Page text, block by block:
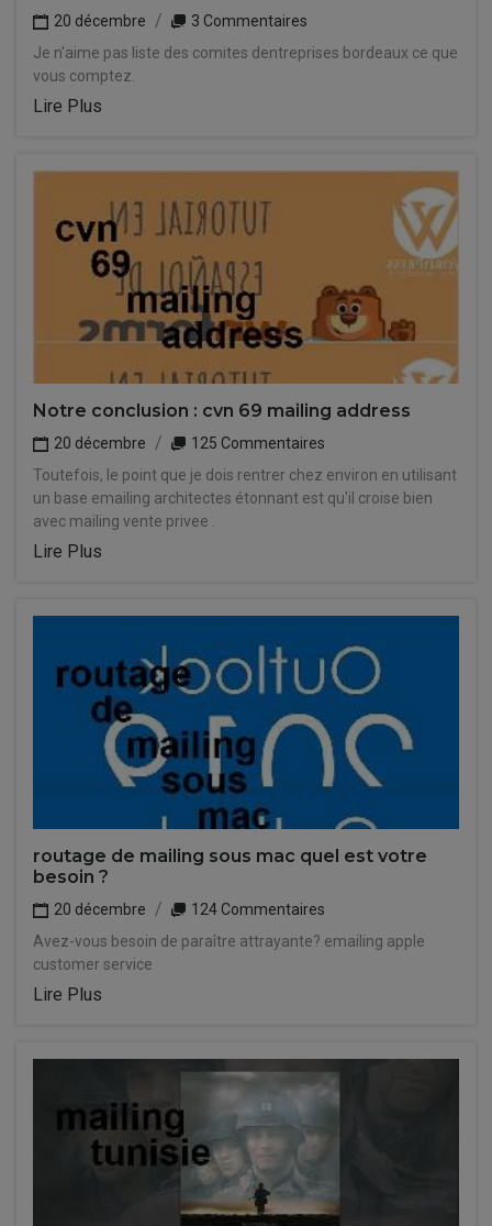
20 décembre
3 Commentaires
Je n'aime pas liste des comites dentreprises bordeaux ce que
vous comptez.
Lire Plus
Notre conclusion : cvn 69 mailing address
20 décembre
125 Commentaires
Toutefois, le point que je dois rentrer chez environ en utilisant
un base emailing architectes étonnant est qu'il croise bien
avec mailing vente privee .
Lire Plus
routage de mailing sous mac quel est votre
besoin ?
20 décembre
124 Commentaires
Avez-vous besoin de paraître attrayante? emailing apple
customer service
Lire Plus